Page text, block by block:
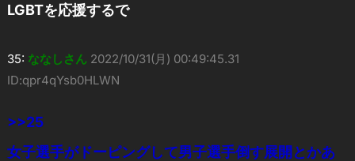
LGBTを応援するで
35: ななしさん 2022/10/31(月) 00:49:45.31
ID:qpr4qYsb0HLWN
>>25
女子選手がドーピングして男子選手倒す展開とかあ